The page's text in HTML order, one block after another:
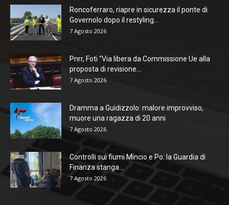
Roncoferraro, riapre in sicurezza il ponte di
Governolo dopo il restyling...
7 Agosto 2026
Pnrr, Foti “Via libera da Commissione Ue alla
proposta di revisione...
7 Agosto 2026
Dramma a Guidizzolo: malore improvviso,
muore una ragazza di 20 anni
7 Agosto 2026
Controlli sui fiumi Mincio e Po: la Guardia di
Finanza stanga...
7 Agosto 2026